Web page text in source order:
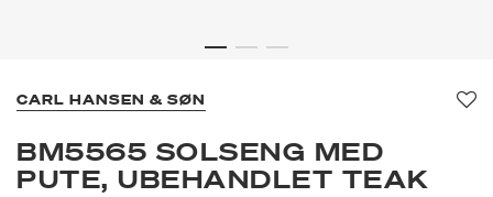
CARL HANSEN & SØN
BM5565 SOLSENG MED
PUTE, UBEHANDLET TEAK